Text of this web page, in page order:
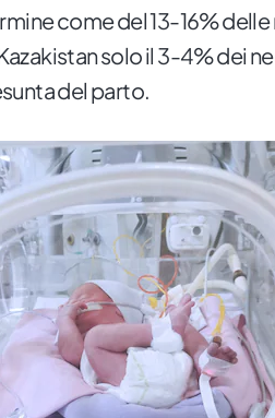
come del 13-16% delle
solo il 3-4% dei
del parto.